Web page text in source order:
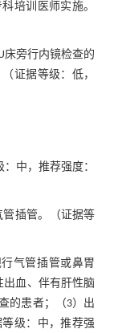
培训医师实施。
床旁行内镜检查的
证据等级：低，
中，推荐强度：
管插管。（证据等
气管插管或鼻胃
血、伴有肝性脑
的患者；（3）出
级：中，推荐强